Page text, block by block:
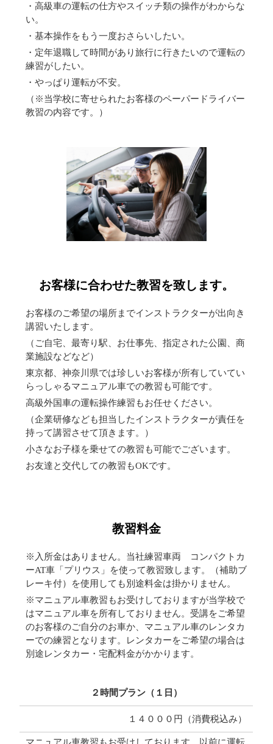
・高級車の運転の仕方やスイッチ類の操作がわからな
い。
・基本操作をもう一度おさらいしたい。
・定年退職して時間があり旅行に行きたいので運転の
練習がしたい。
・やっぱり運転が不安。
（※当学校に寄せられたお客様のペーパードライバー
教習の内容です。）
お客様に合わせた教習を致します。
お客様のご希望の場所までインストラクターが出向き
講習いたします。
（ご自宅、最寄り駅、お仕事先、指定された公園、商
業施設などなど）
東京都、神奈川県では珍しいお客様が所有していてい
らっしゃるマニュアル車での教習も可能です。
高級外国車の運転操作練習もお任せください。
（企業研修なども担当したインストラクターが責任を
持って講習させて頂きます。）
小さなお子様を乗せての教習も可能でございます。
お友達と交代しての教習もOKです。
教習料金
※入所金はありません。当社練習車両 コンパクトカ
ーAT車「プリウス」を使って教習致します。（補助ブ
レーキ付）を使用しても別途料金は掛かりません。
※マニュアル車教習もお受けしておりますが当学校で
はマニュアル車を所有しておりません。受講をご希望
のお客様のご自分のお車か、マニュアル車のレンタカ
ーでの練習となります。レンタカーをご希望の場合は
別途レンタカー・宅配料金がかかります。
２時間プラン（１日）
１４０００円（消費税込み）
マニュアル車教習もお受けしております。以前に運転